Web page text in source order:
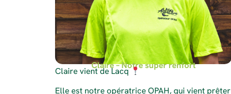
Claire – Notre super renfort
Claire vient de Lacq
Elle est notre opératrice OPAH, qui vient prêter